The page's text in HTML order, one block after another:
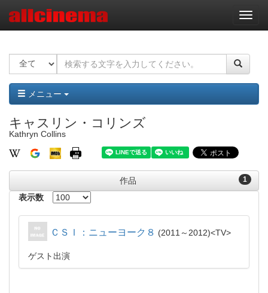
ナ
ビ
ー
ョ
ン
メニュー
キャスリン・コリンズ
Kathryn Collins
1
作品
表示数
ＣＳＩ：ニューヨーク８ 2011～2012 TV
ゲスト出演